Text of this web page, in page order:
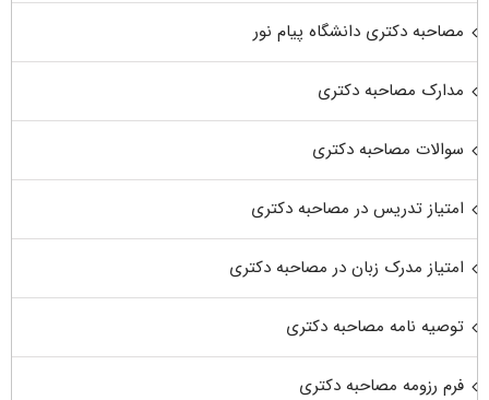
مصاحبه دکتری دانشگاه پیام نور
مدارک مصاحبه دکتری
سوالات مصاحبه دکتری
امتیاز تدریس در مصاحبه دکتری
امتیاز مدرک زبان در مصاحبه دکتری
توصیه نامه مصاحبه دکتری
فرم رزومه مصاحبه دکتری